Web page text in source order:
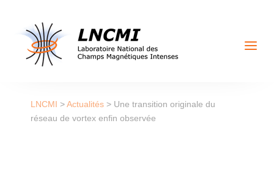
a
LNCMI >Actualités> Une transition originale du
réseau de vortex enfin observée